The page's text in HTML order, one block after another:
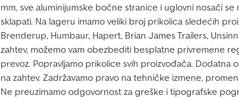
mm, sve aluminijumske bočne stranice i uglovni nosači se
sklapati. Na lageru imamo veliki broj prikolica sledećih
Brenderup, Humbaur, Hapert, Brian James Trailers,
zahtev, možemo vam obezbediti besplatne privremene
prevoz. Popravljamo prikolice svih proizvođača. Dodatna
na zahtev. Zadržavamo pravo na tehničke izmene,
Ne preuzimamo odgovornost za greške i tipografske